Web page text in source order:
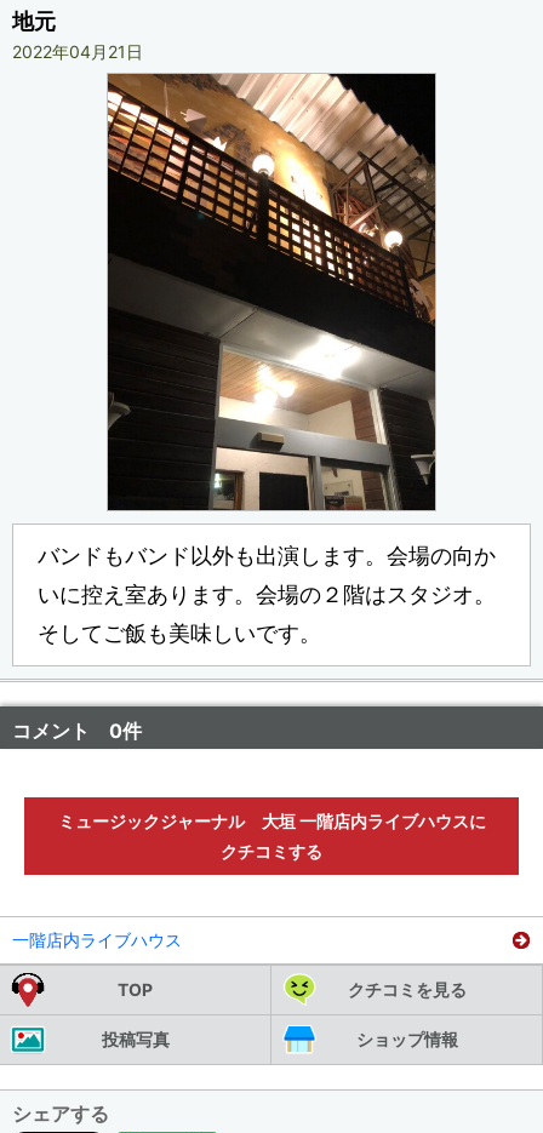
地元
2022年04月21日
バンドもバンド以外も出演します。会場の向か
いに控え室あります。会場の２階はスタジオ。
そしてご飯も美味しいです。
コメント 0件
ミュージックジャーナル 大垣 一階店内ライブハウスに
クチコミする
一階店内ライブハウス
TOP クチコミを見る
投稿写真 ショップ情報
シェアする